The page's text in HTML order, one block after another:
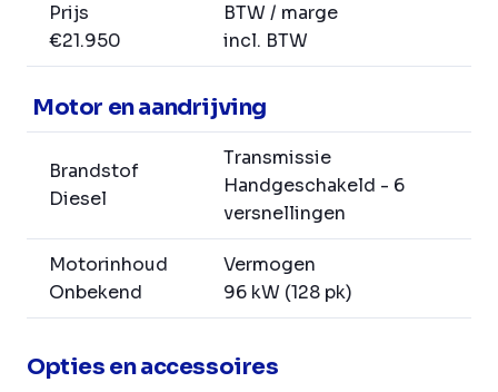
Prijs
€21.950
BTW / marge
incl. BTW
Motor en aandrijving
Brandstof
Diesel
Transmissie
Handgeschakeld - 6
versnellingen
Motorinhoud
Onbekend
Vermogen
96 kW (128 pk)
Opties en accessoires